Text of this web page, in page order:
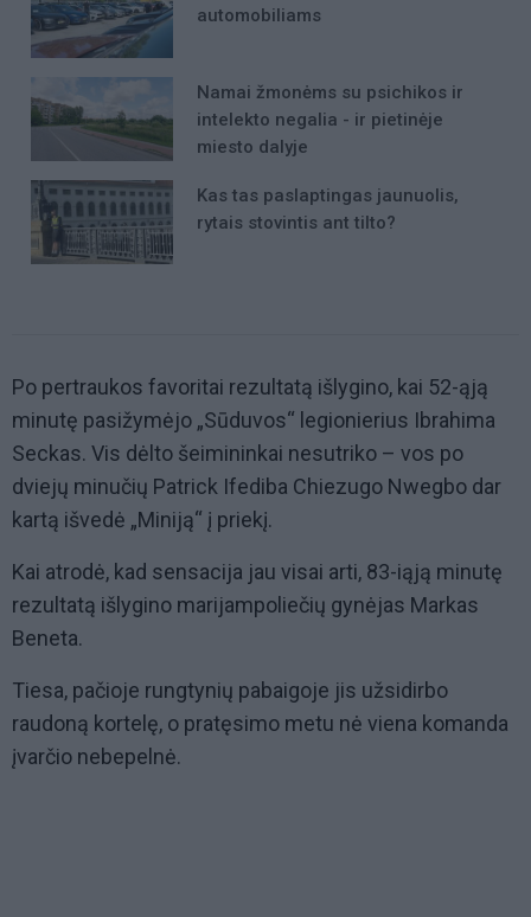
automobiliams
Namai žmonėms su psichikos ir
intelekto negalia - ir pietinėje
miesto dalyje
Kas tas paslaptingas jaunuolis,
rytais stovintis ant tilto?
Po pertraukos favoritai rezultatą išlygino, kai 52-ąją
minutę pasižymėjo „Sūduvos“ legionierius Ibrahima
Seckas. Vis dėlto šeimininkai nesutriko – vos po
dviejų minučių Patrick Ifediba Chiezugo Nwegbo dar
kartą išvedė „Miniją“ į priekį.
Kai atrodė, kad sensacija jau visai arti, 83-iąją minutę
rezultatą išlygino marijampoliečių gynėjas Markas
Beneta.
Tiesa, pačioje rungtynių pabaigoje jis užsidirbo
raudoną kortelę, o pratęsimo metu nė viena komanda
įvarčio nebepelnė.